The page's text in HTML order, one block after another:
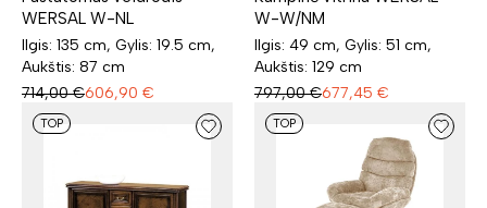
WERSAL W-NL
Ilgis: 135 cm, Gylis: 19.5 cm,
Aukštis: 87 cm
714,00 €606,90 €
W-W/NM
Ilgis: 49 cm, Gylis: 51 cm,
Aukštis: 129 cm
797,00 €677,45 €
TOP TOP